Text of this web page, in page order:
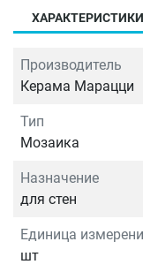
ХАРАКТЕРИСТИКИ
Производитель
Керама Марацци
Тип
Мозаика
Назначение
для стен
Единица
шт